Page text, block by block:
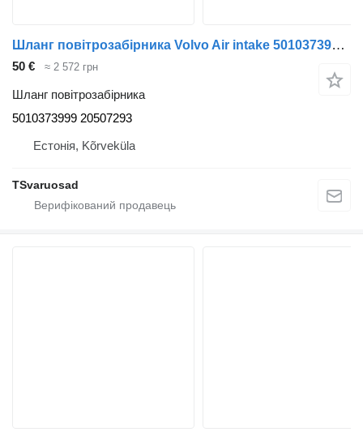
Шланг повітрозабірника Volvo Air intake 5010373999 до тягача Volvo FL280
50 € ≈ 2 572 грн
Шланг повітрозабірника
5010373999 20507293
Естонія, Kõrveküla
TSvaruosad